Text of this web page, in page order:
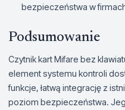
bezpieczeństwa w
Podsumowanie
Czytnik kart Mifare bez
element systemu kontroli
funkcje, łatwą integrację z
poziom bezpieczeństwa.